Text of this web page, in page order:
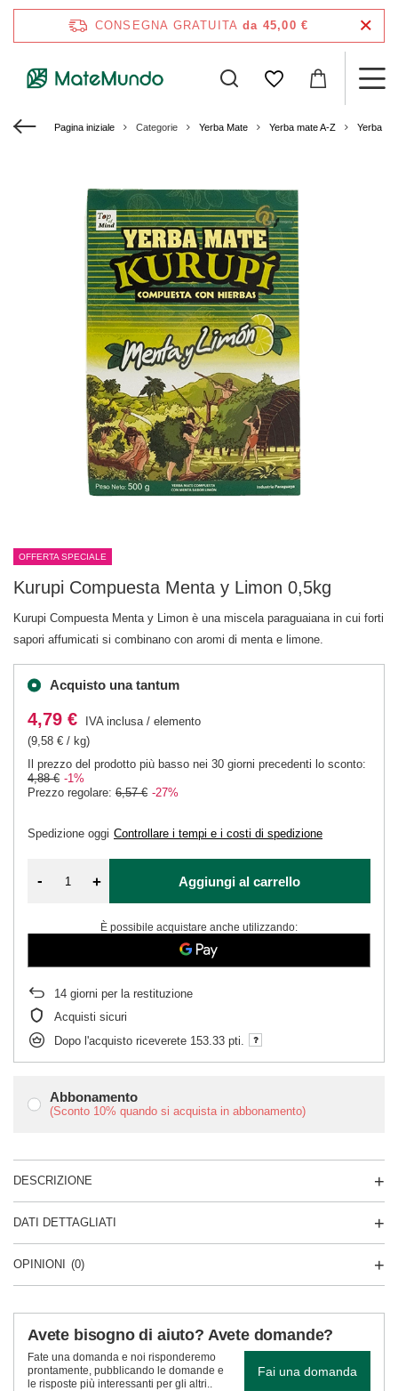
CONSEGNA GRATUITA da 45,00 €
Pagina iniziale Categorie Yerba Mate Yerba mate A-Z Yerba
OFFERTA SPECIALE
Kurupi Compuesta Menta y Limon 0,5kg
Kurupi Compuesta Menta y Limon è una miscela paraguaiana in cui forti
sapori affumicati si combinano con aromi di menta e limone.
Acquisto una tantum
Abbonamento
(Sconto 10% quando si acquista in abbonamento)
Spedizione oggi Controllare i tempi e i costi di spedizione
4,79 € IVA inclusa/ elemento
(9,58 € / kg)
Il prezzo del prodotto più basso nei 30 giorni precedenti lo sconto:
4,88 € -1%
Prezzo regolare: 6,57 € -27%
- + Aggiungi al carrello
È possibile acquistare anche utilizzando:
14 giorni per la restituzione
Acquisti sicuri
Dopo l'acquisto riceverete 153.33 pti.
DESCRIZIONE
DATI DETTAGLIATI
OPINIONI (0)
Avete bisogno di aiuto? Avete domande?
Fate una domanda e noi risponderemo
prontamente, pubblicando le domande e
le risposte più interessanti per gli altri..
Fai una domanda